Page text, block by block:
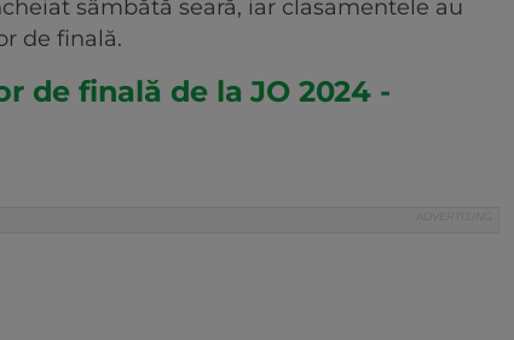
sâmbătă seară, iar clasamentele au
de finală.
de finală de la JO 2024 -